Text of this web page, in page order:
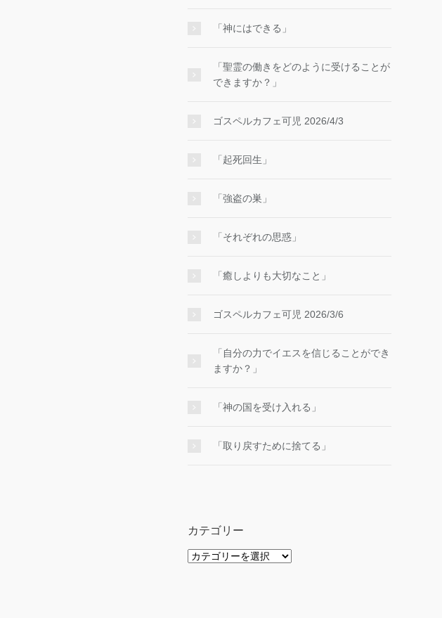
「神にはできる」
「聖霊の働きをどのように受けることが
できますか？」
ゴスペルカフェ可児 2026/4/3
「起死回生」
「強盗の巣」
「それぞれの思惑」
「癒しよりも大切なこと」
ゴスペルカフェ可児 2026/3/6
「自分の力でイエスを信じることができ
ますか？」
「神の国を受け入れる」
「取り戻すために捨てる」
カテゴリー
カ